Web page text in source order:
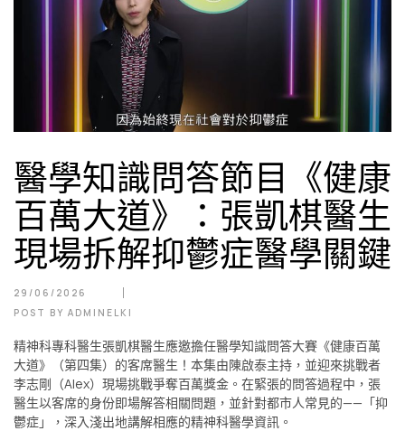
醫學知識問答節目《健康
百萬大道》：張凱棋醫生
現場拆解抑鬱症醫學關鍵
29/06/2026
POST BY ADMINELKI
精神科專科醫生張凱棋醫生應邀擔任醫學知識問答大賽《健康百萬
大道》（第四集）的客席醫生！本集由陳啟泰主持，並迎來挑戰者
李志剛（Alex）現場挑戰爭奪百萬獎金。在緊張的問答過程中，張
醫生以客席的身份即場解答相關問題，並針對都市人常見的——「抑
鬱症」，深入淺出地講解相應的精神科醫學資訊。